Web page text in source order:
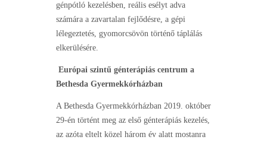
génpótló kezelésben, reális esélyt adva
számára a zavartalan fejlődésre, a gépi
lélegeztetés, gyomorcsövön történő táplálás
elkerülésére.
Európai szintű génterápiás centrum a
Bethesda Gyermekkórházban
A Bethesda Gyermekkórházban 2019. október
29-én történt meg az első génterápiás kezelés,
az azóta eltelt közel három év alatt mostanra